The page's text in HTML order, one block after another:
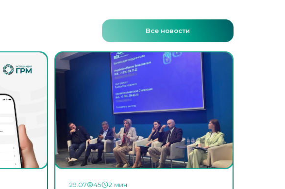
Все новости
29.07 45 2 мин